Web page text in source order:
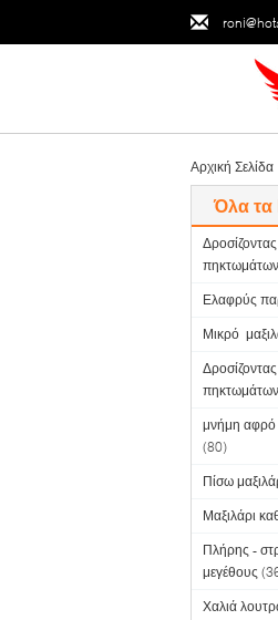
Αρχική Σελίδα
Όλα τα
πηκτωμάτων
Ελαφρύς
Μικρό
πηκτωμάτων
μνήμη αφρό
(80)
Πίσω
Μαξιλάρι
Πλήρης -
μεγέθους
Χαλιά